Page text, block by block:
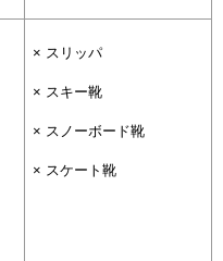
× スリッパ
× スキー靴
× スノーボード靴
× スケート靴